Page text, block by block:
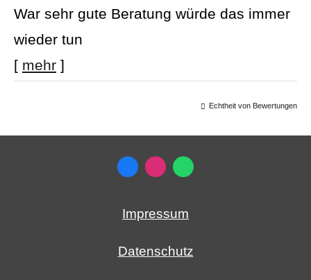
War sehr gute Beratung würde das immer
wieder tun
[ mehr ]
Echtheit von Bewertungen
Impressum
Datenschutz